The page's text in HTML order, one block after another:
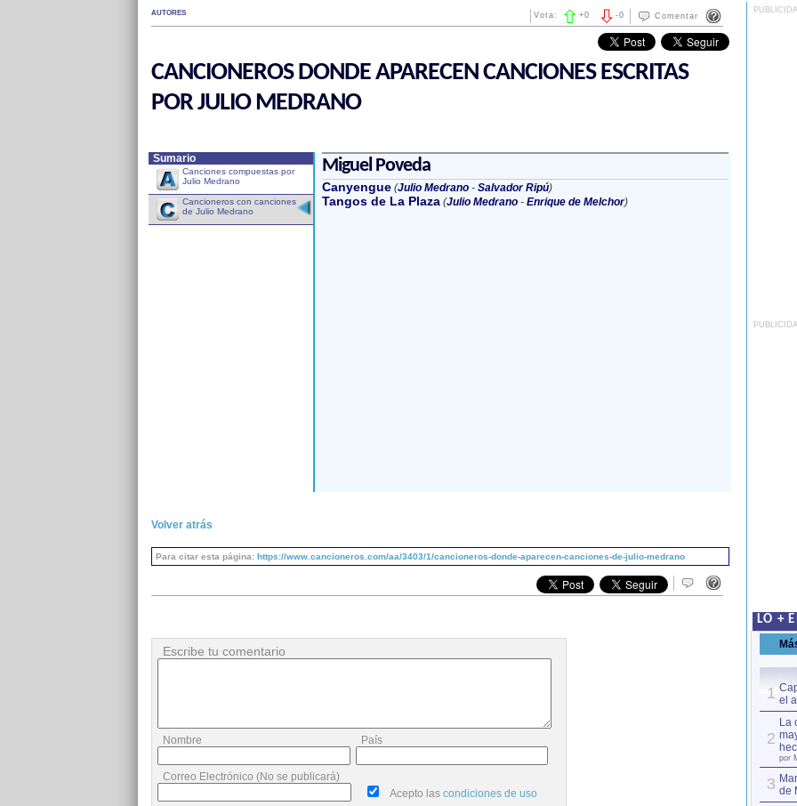
AUTORES Comentar
-0
Vota: +0
CANCIONEROS DONDE APARECEN CANCIONES ESCRITAS
POR JULIO MEDRANO
Sumario
Canciones compuestas por
Julio Medrano
Cancioneros con canciones
de Julio Medrano
Miguel Poveda
Canyengue (Julio Medrano- Salvador Ripú)
Tangos de La Plaza (Julio Medrano- Enrique de Melchor)
Volver atrás
Para citar esta página: https://www.cancioneros.com/aa/3403/1/cancioneros-donde-aparecen-canciones-de-julio-medrano
Escribe tu comentario
Nombre País
Correo Electrónico (No se publicará)
Acepto las condiciones de uso
LO +
1 el
2
La
por
3 de